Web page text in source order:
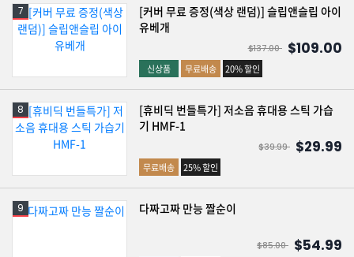
[커버 무료 증정(색상 랜덤)] 슬립앤슬립 아이
유베개
$137.00 $109.00
신상품 무료배송 20% 할인
[휴비딕 번들특가] 저소음 휴대용 스틱 가습
기 HMF-1
$39.99 $29.99
무료배송 25% 할인
다짜고짜 만능 짤순이
$85.00 $54.99